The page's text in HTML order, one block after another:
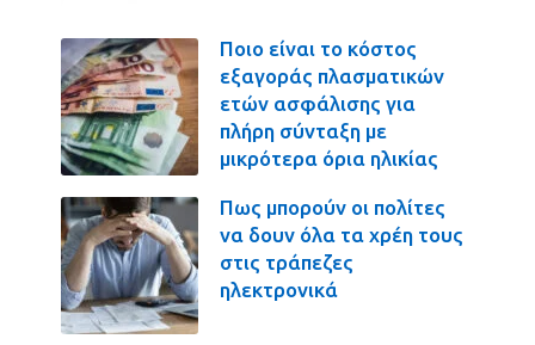
Ποιο είναι το κόστος
εξαγοράς πλασματικών
ετών ασφάλισης για
πλήρη σύνταξη με
μικρότερα όρια ηλικίας
Πως μπορούν οι πολίτες
να δουν όλα τα χρέη τους
στις τράπεζες
ηλεκτρονικά